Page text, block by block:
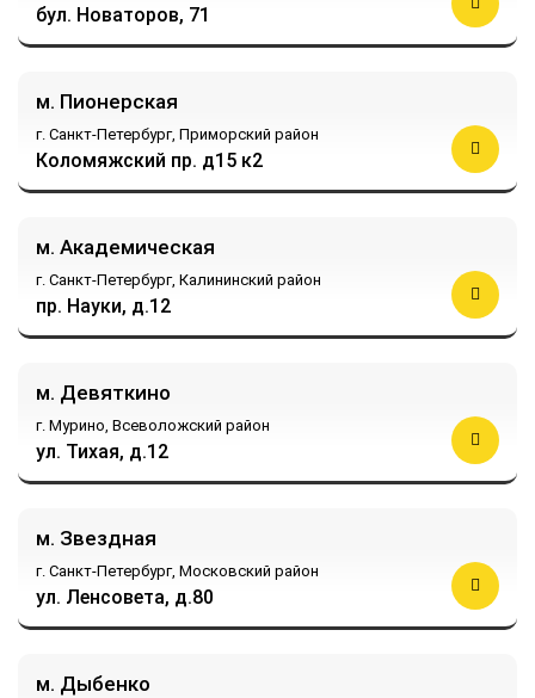
бул. Новаторов, 71
м. Пионерская
г. Санкт-Петербург, Приморский район
Коломяжский пр. д15 к2
м. Академическая
г. Санкт-Петербург, Калининский район
пр. Науки, д.12
м. Девяткино
г. Мурино, Всеволожский район
ул. Тихая, д.12
м. Звездная
г. Санкт-Петербург, Московский район
ул. Ленсовета, д.80
м. Дыбенко